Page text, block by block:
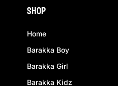
Shop
Home
Barakka Boy
Barakka Girl
Barakka Kidz